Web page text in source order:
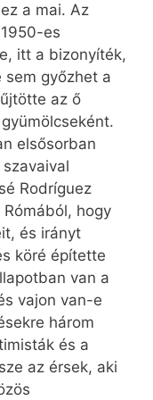
a mai. Az
es
itt a bizonyíték,
sem győzhet a
az ő
elsősorban
Rodríguez
hogy
és irányt
köré építette
van a
vajon van-e
három
és a
az érsek, aki